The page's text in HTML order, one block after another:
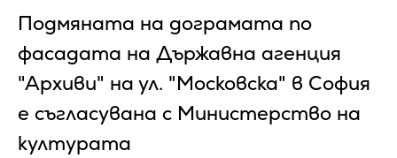
Подмяната на дограмата по
фасадата на Държавна агенция
"Архиви" на ул. "Московска" в София
е съгласувана с Министерство на
културата